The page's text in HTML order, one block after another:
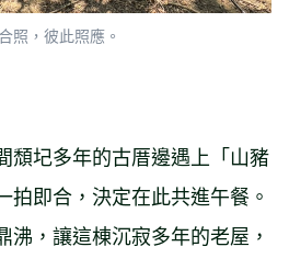
照，彼此照應。
頹圮多年的古厝邊遇上「山豬
拍即合，決定在此共進午餐。
沸，讓這棟沉寂多年的老屋，